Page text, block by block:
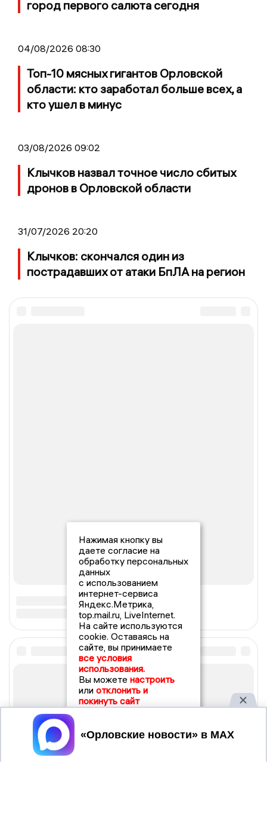
город первого салюта сегодня
04/08/2026 08:30
Топ-10 мясных гигантов Орловской
области: кто заработал больше всех, а
кто ушел в минус
03/08/2026 09:02
Клычков назвал точное число сбитых
дронов в Орловской области
31/07/2026 20:20
Клычков: скончался один из
пострадавших от атаки БпЛА на регион
Нажимая кнопку вы
даете согласие на
обработку персональных
данных
с использованием
интернет-сервиса
Яндекс.Метрика,
top.mail.ru, LiveInternet.
На сайте используются
cookie. Оставаясь на
сайте, вы принимаете
все условия
использования.
Вы можете настроить
или отклонить и
покинуть сайт
Принять